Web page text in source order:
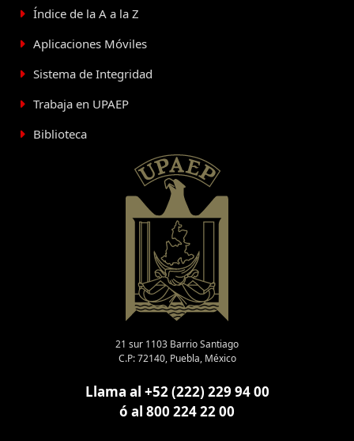
Índice de la A a la Z
Aplicaciones Móviles
Sistema de Integridad
Trabaja en UPAEP
Biblioteca
21 sur 1103 Barrio Santiago
C.P: 72140, Puebla, México
Llama al +52 (222) 229 94 00
ó al 800 224 22 00